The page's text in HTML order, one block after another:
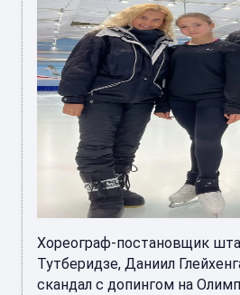
Хореограф-постановщик
Тутберидзе, Даниил
скандал с допингом на